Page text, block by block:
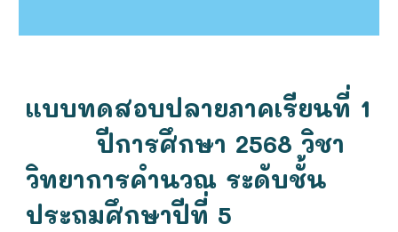
แบบทดสอบปลายภาคเรียนที่ 1
ปีการศึกษา 2568 วิชา
วิทยาการคำนวณ ระดับชั้น
ประถมศึกษาปีที่ 5